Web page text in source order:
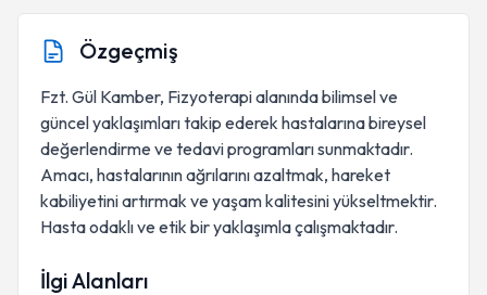
Özgeçmiş
Fzt. Gül Kamber, Fizyoterapi alanında bilimsel ve
güncel yaklaşımları takip ederek hastalarına bireysel
değerlendirme ve tedavi programları sunmaktadır.
Amacı, hastalarının ağrılarını azaltmak, hareket
kabiliyetini artırmak ve yaşam kalitesini yükseltmektir.
Hasta odaklı ve etik bir yaklaşımla çalışmaktadır.
İlgi Alanları